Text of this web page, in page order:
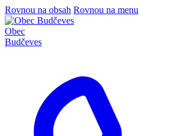
Rovnou na obsah Rovnou na menu
Obec
Budčeves